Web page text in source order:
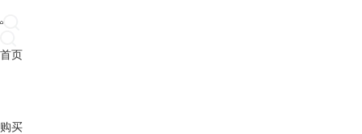
首页
购买